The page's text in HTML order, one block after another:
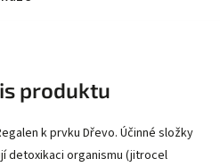
produktu
k prvku Dřevo. Účinné složky
detoxikaci organismu (jitrocel